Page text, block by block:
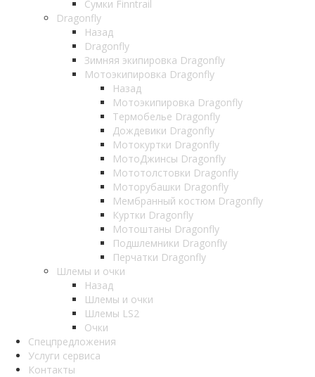
Сумки Finntrail
Dragonfly
Назад
Dragonfly
Зимняя экипировка Dragonfly
Мотоэкипировка Dragonfly
Назад
Мотоэкипировка Dragonfly
Термобелье Dragonfly
Дождевики Dragonfly
Мотокуртки Dragonfly
МотоДжинсы Dragonfly
Мототолстовки Dragonfly
Моторубашки Dragonfly
Мембранный костюм Dragonfly
Куртки Dragonfly
Мотоштаны Dragonfly
Подшлемники Dragonfly
Перчатки Dragonfly
Шлемы и очки
Назад
Шлемы и очки
Шлемы LS2
Очки
Спецпредложения
Услуги сервиса
Контакты